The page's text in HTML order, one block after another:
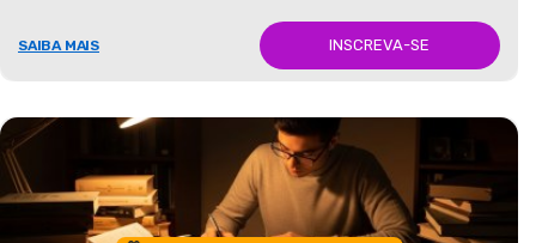
SAIBA MAIS INSCREVA-SE